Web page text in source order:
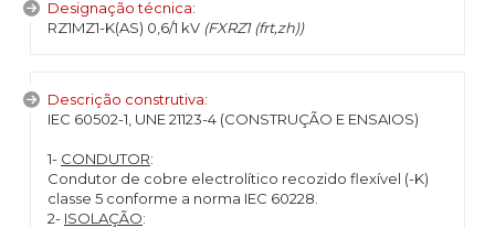
Designação técnica:
RZ1MZ1-K(AS) 0,6/1 kV (FXRZ1 (frt,zh))
Descrição construtiva:
IEC 60502-1, UNE 21123-4 (CONSTRUÇÃO E ENSAIOS)
1- CONDUTOR:
Condutor de cobre electrolítico recozido flexível (-K)
classe 5 conforme a norma IEC 60228.
2- ISOLAÇÃO: